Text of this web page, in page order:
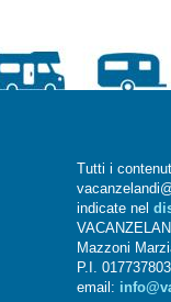
Tutti i
indicate nel
Mazzoni
P.I.
email: